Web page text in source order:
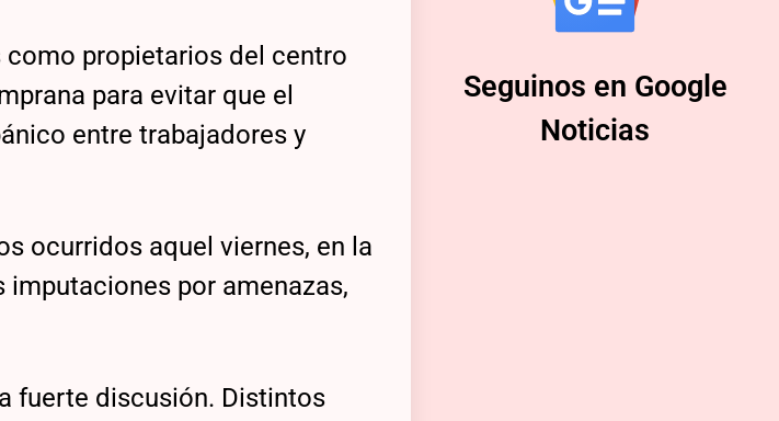
como propietarios del centro
para evitar que el
entre trabajadores y
ocurridos aquel viernes, en la
imputaciones por amenazas,
fuerte discusión. Distintos
Seguinos en Google
Noticias